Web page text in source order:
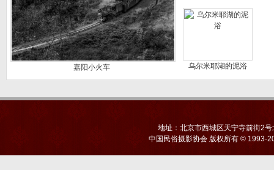
嘉阳小火车 乌尔米耶湖的泥浴
地址：北京市西城区天宁寺前街2
中国民俗摄影协会 版权所有 © 1993-